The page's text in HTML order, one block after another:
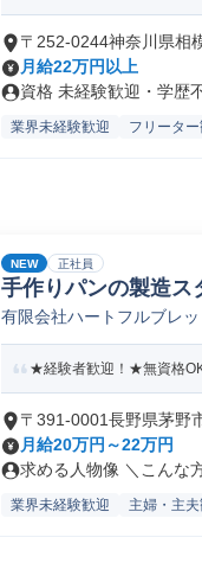
〒252-0244神奈川県相
月給22万円以上
資格 未経験歓迎・学歴
業界未経験歓迎 フリーター
NEW 正社員
手作りパンの製造ス
有限会社ハートフルブレッ
★経験者歓迎！★無資格
〒391-0001長野県茅野
月給20万円～22万円
求める人物像 ＼こんな
業界未経験歓迎 主婦・主夫